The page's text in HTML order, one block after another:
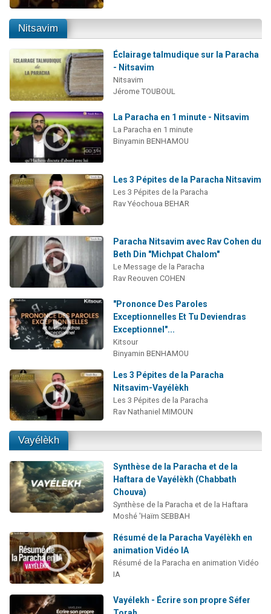
Nitsavim
Éclairage talmudique sur la Paracha
- Nitsavim
Nitsavim
Jérome TOUBOUL
La Paracha en 1 minute - Nitsavim
La Paracha en 1 minute
Binyamin BENHAMOU
Les 3 Pépites de la Paracha Nitsavim
Les 3 Pépites de la Paracha
Rav Yéochoua BEHAR
Paracha Nitsavim avec Rav Cohen du
Beth Din "Michpat Chalom"
Le Message de la Paracha
Rav Reouven COHEN
"Prononce Des Paroles
Exceptionnelles Et Tu Deviendras
Exceptionnel"...
Kitsour
Binyamin BENHAMOU
Les 3 Pépites de la Paracha
Nitsavim-Vayélèkh
Les 3 Pépites de la Paracha
Rav Nathaniel MIMOUN
Vayélèkh
Synthèse de la Paracha et de la
Haftara de Vayélèkh (Chabbath
Chouva)
Synthèse de la Paracha et de la Haftara
Moshé 'Haïm SEBBAH
Résumé de la Paracha Vayélèkh en
animation Vidéo IA
Résumé de la Paracha en animation Vidéo
IA
Vayélekh - Écrire son propre Séfer